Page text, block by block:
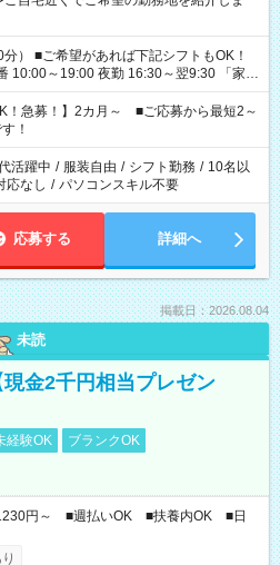
もOK！
～19:00 夜勤 16:30～翌9:30 「家族
「余裕を持って夕飯の準備がしたい」
くない」 など、ご希望を教えてください
勤務時間。 合計で週40時間を超える場
！急募！】2カ月～ ■ご応募から最短2～
！
活躍中 / 服装自由 / シフト勤務 / 10名以
応なし / パソコンスキル不要
応募する 詳細へ
掲載日：2026.08.04
未読
金2千円相当プレゼン
経験OK
ブランクOK
円～ ■週払いOK ■扶養内OK ■日